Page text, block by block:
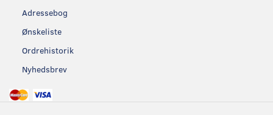
Adressebog
Ønskeliste
Ordrehistorik
Nyhedsbrev